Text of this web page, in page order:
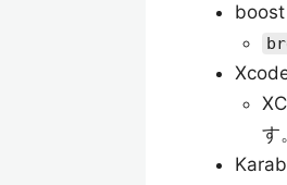
boost
す。